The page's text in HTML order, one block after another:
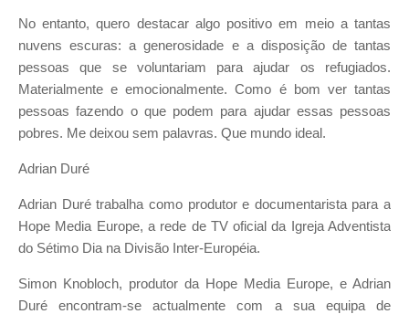
No entanto, quero destacar algo positivo em meio a tantas
nuvens escuras: a generosidade e a disposição de tantas
pessoas que se voluntariam para ajudar os refugiados.
Materialmente e emocionalmente. Como é bom ver tantas
pessoas fazendo o que podem para ajudar essas pessoas
pobres. Me deixou sem palavras. Que mundo ideal.
Adrian Duré
Adrian Duré trabalha como produtor e documentarista para a
Hope Media Europe, a rede de TV oficial da Igreja Adventista
do Sétimo Dia na Divisão Inter-Européia.
Simon Knobloch, produtor da Hope Media Europe, e Adrian
Duré encontram-se actualmente com a sua equipa de